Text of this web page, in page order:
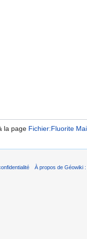
la page Fichier:Fluorite
À propos de Géowiki